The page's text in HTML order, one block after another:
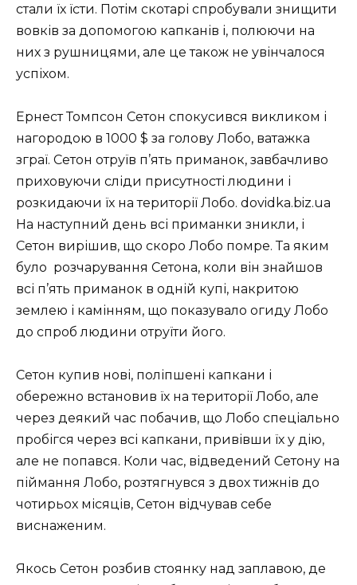
стали їх їсти. Потім скотарі спробували знищити
вовків за допомогою капканів і, полюючи на
них з рушницями, але це також не увінчалося
успіхом.
Ернест Томпсон Сетон спокусився викликом і
нагородою в 1000 $ за голову Лобо, ватажка
зграї. Сетон отруїв п’ять приманок, завбачливо
приховуючи сліди присутності людини і
розкидаючи їх на території Лобо. dovidka.biz.ua
На наступний день всі приманки зникли, і
Сетон вирішив, що скоро Лобо помре. Та яким
було розчарування Сетона, коли він знайшов
всі п’ять приманок в одній купі, накритою
землею і камінням, що показувало огиду Лобо
до спроб людини отруїти його.
Сетон купив нові, поліпшені капкани і
обережно встановив їх на території Лобо, але
через деякий час побачив, що Лобо спеціально
пробігся через всі капкани, привівши їх у дію,
але не попався. Коли час, відведений Сетону на
піймання Лобо, розтягнувся з двох тижнів до
чотирьох місяців, Сетон відчував себе
виснаженим.
Якось Сетон розбив стоянку над заплавою, де